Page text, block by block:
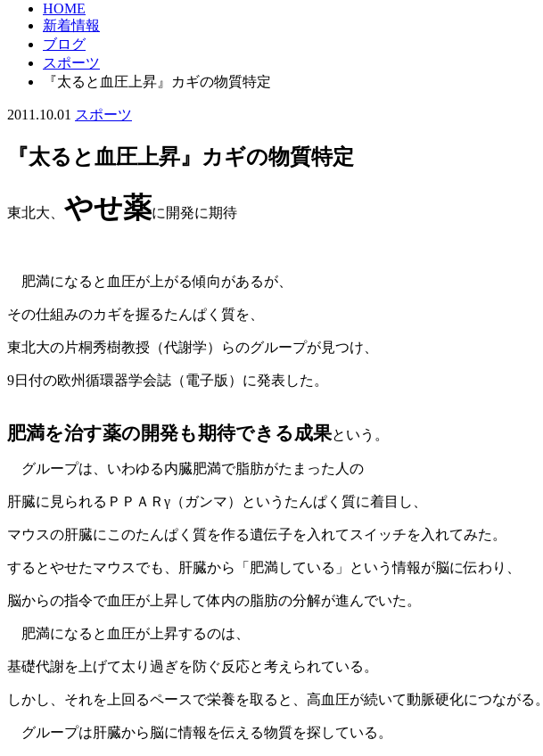
HOME
新着情報
ブログ
スポーツ
『太ると血圧上昇』カギの物質特定
2011.10.01 スポーツ
『太ると血圧上昇』カギの物質特定
東北大、 やせ薬に開発に期待
肥満になると血圧が上がる傾向があるが、
その仕組みのカギを握るたんぱく質を、
東北大の片桐秀樹教授（代謝学）らのグループが見つけ、
9日付の欧州循環器学会誌（電子版）に発表した。
肥満を治す薬の開発も期待できる成果という。
グループは、いわゆる内臓肥満で脂肪がたまった人の
肝臓に見られるＰＰＡＲγ（ガンマ）というたんぱく質に着目し、
マウスの肝臓にこのたんぱく質を作る遺伝子を入れてスイッチを入れてみた。
するとやせたマウスでも、肝臓から「肥満している」という情報が脳に伝わり、
脳からの指令で血圧が上昇して体内の脂肪の分解が進んでいた。
肥満になると血圧が上昇するのは、
基礎代謝を上げて太り過ぎを防ぐ反応と考えられている。
しかし、それを上回るペースで栄養を取ると、高血圧が続いて動脈硬化につながる。
グループは肝臓から脳に情報を伝える物質を探している。